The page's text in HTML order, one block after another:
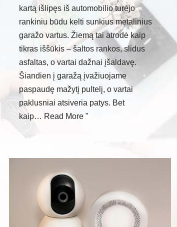
kartą išlipęs iš automobilio turėjo
rankiniu būdu kelti sunkius metalinius
garažo vartus. Žiemą tai atrodė kaip
tikras iššūkis – šaltos rankos, slidus
asfaltas, o vartai dažnai įšaldavę.
Šiandien į garažą įvažiuojame
paspaudę mažytį pultelį, o vartai
paklusniai atsiveria patys. Bet
kaip… Read More "